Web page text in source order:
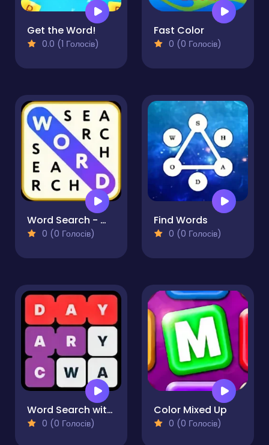
Get the Word!
0.0 (1 Голосів)
Fast Color
0 (0 Голосів)
Word Search - Word Puzzle
0 (0 Голосів)
Find Words
0 (0 Голосів)
Word Search with Hints
0 (0 Голосів)
Color Mixed Up
0 (0 Голосів)